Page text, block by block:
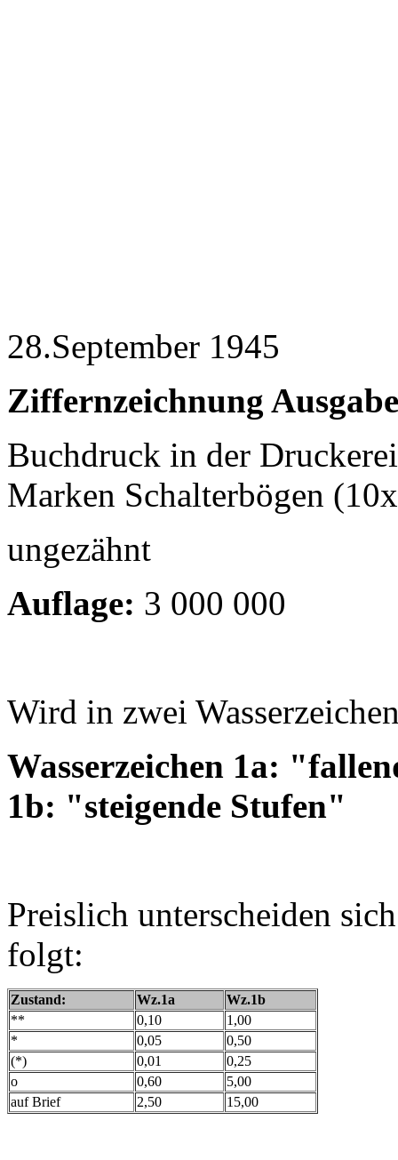
28.September 1945
Ziffernzeichnung
Buchdruck in der
Marken Schalterbögen
ungezähnt
Auflage: 3 000 000
Wird in zwei
Wasserzeichen 1a:
1b: "steigende Stufen"
Preislich unterscheiden
folgt:
Zustand: Wz.1a
Wz.1b
**
0,10
1,00
*
0,05
0,50
(*)
0,01
0,25
o
0,60
5,00
auf Brief
2,50 15,00